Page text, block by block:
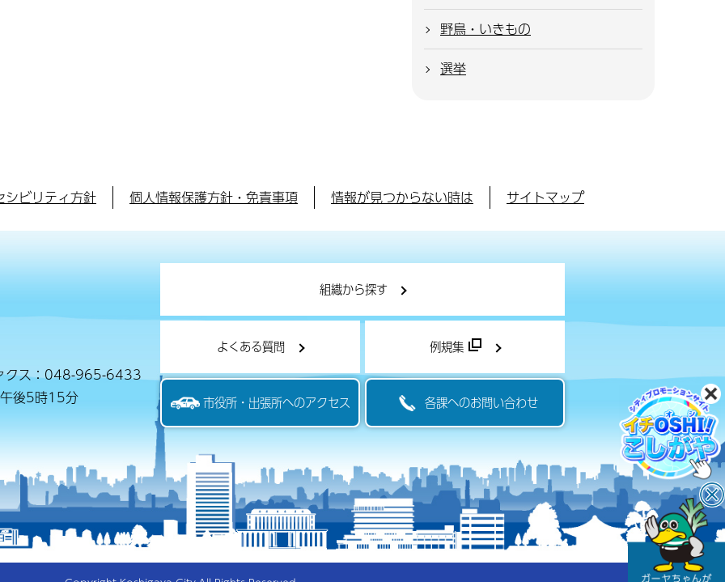
野鳥・いきもの
選挙
シビリティ方針 個人情報保護方針・免責事項 情報が見つからない時は サイトマップ
ス：048-965-6433
後5時15分
組織から探す
よくある質問 例規集
市役所・出張所へのアクセス 各課へのお問い合わせ